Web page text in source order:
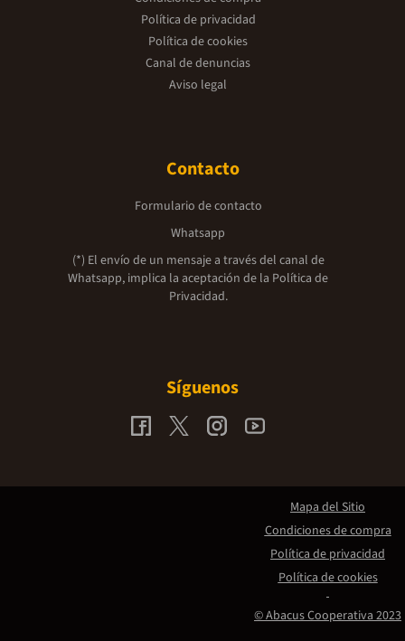
Política de privacidad
Política de cookies
Canal de denuncias
Aviso legal
Contacto
Formulario de contacto
Whatsapp
(*) El envío de un mensaje a través del canal de
Whatsapp, implica la aceptación de la Política de
Privacidad.
Síguenos
© Abacus Cooperativa 2023
Mapa del Sitio
Condiciones de compra
Política de privacidad
Política de cookies